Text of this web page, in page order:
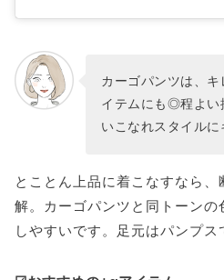
カーゴパンツは、
イテムにも◎程よい
いこなれスタイルに
とことん上品に着こなすなら
解。カーゴパンツと同トーンの
しやすいです。足元はパンプ